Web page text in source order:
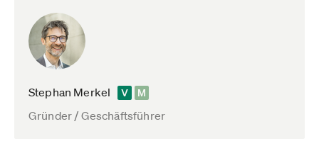
Stephan Merkel
Gründer / Geschäftsführer